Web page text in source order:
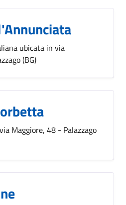
ubicata in via
(BG)
Maggiore, 48 - Palazzago